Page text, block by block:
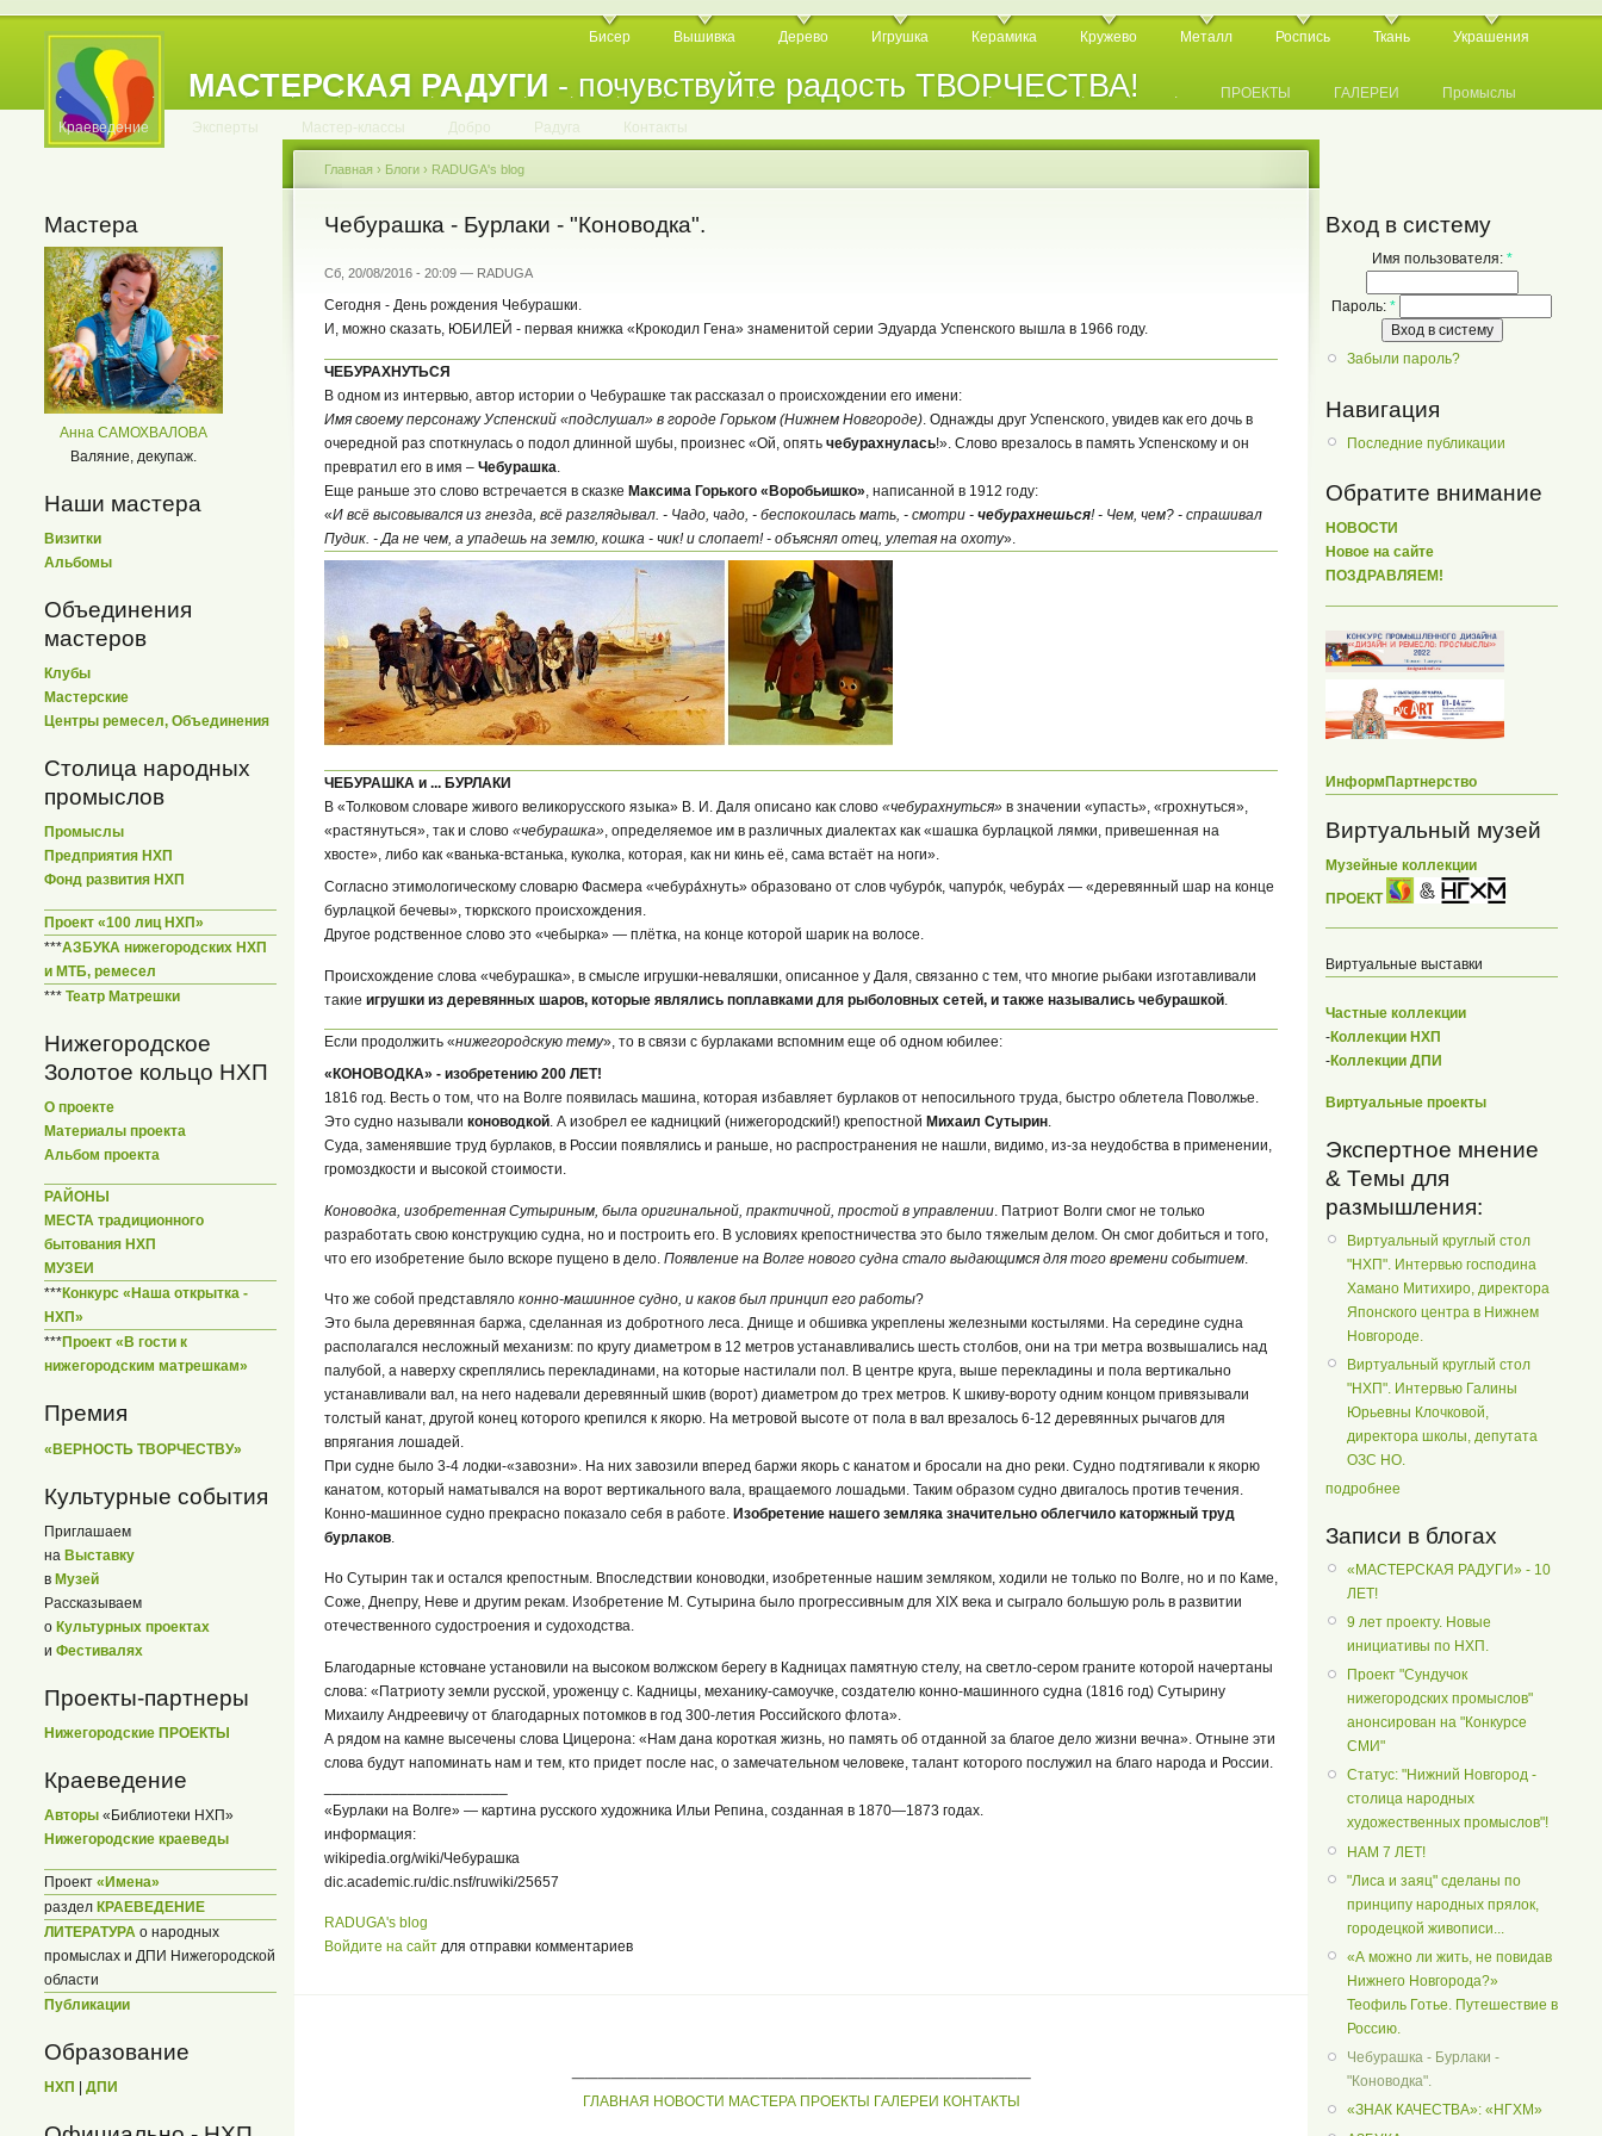
МАСТЕРСКАЯ РАДУГИ - почувствуйте радость ТВОРЧЕСТВА!
Бисер Вышивка Дерево Игрушка Керамика Кружево Металл Роспись Ткань Украшения
. . . . . . . . . . . . . . . . . . . . . . . . . ПРОЕКТЫ ГАЛЕРЕИ Промыслы
Краеведение Эксперты Мастер-классы Добро Радуга Контакты
Мастера
Анна САМОХВАЛОВА
Валяние, декупаж.
Наши мастера
Визитки
Альбомы
Объединения
мастеров
Клубы
Мастерские
Центры ремесел, Объединения
Столица народных
промыслов
Промыслы
Предприятия НХП
Фонд развития НХП
Проект «100 лиц НХП»
***АЗБУКА нижегородских НХП
и МТБ, ремесел
*** Театр Матрешки
Нижегородское
Золотое кольцо НХП
О проекте
Материалы проекта
Альбом проекта
РАЙОНЫ
МЕСТА традиционного
бытования НХП
МУЗЕИ
***Конкурс «Наша открытка -
НХП»
***Проект «В гости к
нижегородским матрешкам»
Премия
«ВЕРНОСТЬ ТВОРЧЕСТВУ»
Культурные события
Приглашаем
на Выставку
в Музей
Рассказываем
о Культурных проектах
и Фестивалях
Проекты-партнеры
Нижегородские ПРОЕКТЫ
Краеведение
Авторы «Библиотеки НХП»
Нижегородские краеведы
Проект «Имена»
раздел КРАЕВЕДЕНИЕ
ЛИТЕРАТУРА о народных
промыслах и ДПИ Нижегородской
области
Публикации
Образование
НХП | ДПИ
Главная › Блоги › RADUGA's blog
Чебурашка - Бурлаки - "Коноводка".
Сб, 20/08/2016 - 20:09 — RADUGA
Сегодня - День рождения Чебурашки.
И, можно сказать, ЮБИЛЕЙ - первая книжка «Крокодил Гена» знаменитой серии Эдуарда Успенского вышла в 1966 году.
ЧЕБУРАХНУТЬСЯ
В одном из интервью, автор истории о Чебурашке так рассказал о происхождении его имени:
Имя своему персонажу Успенский «подслушал» в городе Горьком (Нижнем Новгороде) . Однажды друг Успенского, увидев как его дочь в
очередной раз споткнулась о подол длинной шубы, произнес «Ой, опять чебурахнулась!». Слово врезалось в память Успенскому и он
превратил его в имя – Чебурашка
Еще раньше это слово встречается в сказке Максима Горького «Воробьишко» , написанной в 1912 году:
«И всё высовывался из гнезда, всё разглядывал. - Чадо, чадо, - беспокоилась мать, - смотри - чебурахнешься! - Чем, чем? - спрашивал
Пудик. - Да не чем, а упадешь на землю, кошка - чик! и слопает! - объяснял отец, улетая на охоту».
ЧЕБУРАШКА и ... БУРЛАКИ
В «Толковом словаре живого великорусского языка» В. И. Даля описано как слово «чебурахнуться» в значении «упасть», «грохнуться»,
«растянуться», так и слово «чебурашка», определяемое им в различных диалектах как «шашка бурлацкой лямки, привешенная на
хвосте», либо как «ванька-встанька, куколка, которая, как ни кинь её, сама встаёт на ноги».
Согласно этимологическому словарю Фасмера «чебура́хнуть» образовано от слов чубуро́к, чапуро́к, чебура́х — «деревянный шар на конце
бурлацкой бечевы», тюркского происхождения.
Другое родственное слово это «чебырка» — плётка, на конце которой шарик на волосе.
Происхождение слова «чебурашка», в смысле игрушки-неваляшки, описанное у Даля, связанно с тем, что многие рыбаки изготавливали
такие игрушки из деревянных шаров, которые являлись поплавками для рыболовных сетей, и также назывались чебурашкой
Если продолжить «нижегородскую тему», то в связи с бурлаками вспомним еще об одном юбилее:
«КОНОВОДКА» - изобретению 200 ЛЕТ!
1816 год. Весть о том, что на Волге появилась машина, которая избавляет бурлаков от непосильного труда, быстро облетела Поволжье.
Это судно называли коноводкой. А изобрел ее кадницкий (нижегородский!) крепостной Михаил Сутырин.
Суда, заменявшие труд бурлаков, в России появлялись и раньше, но распространения не нашли, видимо, из-за неудобства в применении,
громоздкости и высокой стоимости.
Коноводка, изобретенная Сутыриным, была оригинальной, практичной, простой в управлении . Патриот Волги смог не только
разработать свою конструкцию судна, но и построить его. В условиях крепостничества это было тяжелым делом. Он смог добиться и того,
что его изобретение было вскоре пущено в дело. Появление на Волге нового судна стало выдающимся для того времени событием
Что же собой представляло конно-машинное судно, и каков был принцип его работы?
Это была деревянная баржа, сделанная из добротного леса. Днище и обшивка укреплены железными костылями. На середине судна
располагался несложный механизм: по кругу диаметром в 12 метров устанавливались шесть столбов, они на три метра возвышались над
палубой, а наверху скреплялись перекладинами, на которые настилали пол. В центре круга, выше перекладины и пола вертикально
устанавливали вал, на него надевали деревянный шкив (ворот) диаметром до трех метров. К шкиву-вороту одним концом привязывали
толстый канат, другой конец которого крепился к якорю. На метровой высоте от пола в вал врезалось 6-12 деревянных рычагов для
впрягания лошадей.
При судне было 3-4 лодки-«завозни». На них завозили вперед баржи якорь с канатом и бросали на дно реки. Судно подтягивали к якорю
канатом, который наматывался на ворот вертикального вала, вращаемого лошадьми. Таким образом судно двигалось против течения.
Конно-машинное судно прекрасно показало себя в работе. Изобретение нашего земляка значительно облегчило каторжный труд
бурлаков.
Но Сутырин так и остался крепостным. Впоследствии коноводки, изобретенные нашим земляком, ходили не только по Волге, но и по Каме,
Соже, Днепру, Неве и другим рекам. Изобретение М. Сутырина было прогрессивным для XIX века и сыграло большую роль в развитии
отечественного судостроения и судоходства.
Благодарные кстовчане установили на высоком волжском берегу в Кадницах памятную стелу, на светло-сером граните которой начертаны
слова: «Патриоту земли русской, уроженцу с. Кадницы, механику-самоучке, создателю конно-машинного судна (1816 год) Сутырину
Михаилу Андреевичу от благодарных потомков в год 300-летия Российского флота».
А рядом на камне высечены слова Цицерона: «Нам дана короткая жизнь, но память об отданной за благое дело жизни вечна». Отныне эти
слова будут напоминать нам и тем, кто придет после нас, о замечательном человеке, талант которого послужил на благо народа и России.
«Бурлаки на Волге» — картина русского художника Ильи Репина, созданная в 1870—1873 годах.
информация:
wikipedia.org/wiki/Чебурашка
dic.academic.ru/dic.nsf/ruwiki/25657
RADUGA's blog
Войдите на сайт для отправки комментариев
ГЛАВНАЯ НОВОСТИ МАСТЕРА ПРОЕКТЫ ГАЛЕРЕИ КОНТАКТЫ
Вход в систему
Имя пользователя: *
Пароль: *
Забыли пароль?
Навигация
Последние публикации
Обратите внимание
НОВОСТИ
Новое на сайте
ПОЗДРАВЛЯЕМ!
ИнформПартнерство
Виртуальный музей
Музейные коллекции
ПРОЕКТ
Виртуальные выставки
Частные коллекции
-Коллекции НХП
-Коллекции ДПИ
Виртуальные проекты
Экспертное мнение
& Темы для
размышления:
Виртуальный круглый стол
"НХП". Интервью господина
Хамано Митихиро, директора
Японского центра в Нижнем
Новгороде.
Виртуальный круглый стол
"НХП". Интервью Галины
Юрьевны Клочковой,
директора школы, депутата
ОЗС НО.
подробнее
Записи в блогах
«МАСТЕРСКАЯ РАДУГИ» - 10
ЛЕТ!
9 лет проекту. Новые
инициативы по НХП.
Проект "Сундучок
нижегородских промыслов"
анонсирован на "Конкурсе
СМИ"
Статус: "Нижний Новгород -
столица народных
художественных промыслов"!
НАМ 7 ЛЕТ!
"Лиса и заяц" сделаны по
принципу народных прялок,
городецкой живописи...
«А можно ли жить, не повидав
Нижнего Новгорода?»
Теофиль Готье. Путешествие в
Россию.
Чебурашка - Бурлаки -
"Коноводка".
«ЗНАК КАЧЕСТВА»: «НГХМ»